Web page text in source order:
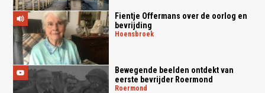
Fientje Offermans over de oorlog en
bevrijding
hoensbroek
Bewegende beelden ontdekt van
eerste bevrijder Roermond
roermond